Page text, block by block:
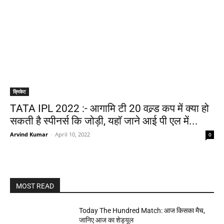
क्रिकेट
TATA IPL 2022 :- आगामि टी 20 वल्र्ड कप में क्या हो
सकती है स्पीनर्स कि जोड़ी, यहाॅ जाने आई पी एल में...
Arvind Kumar - April 10, 2022 0
MOST READ
Today The Hundred Match: आज किसका मैच,
जानिए आज का शेड्यूल